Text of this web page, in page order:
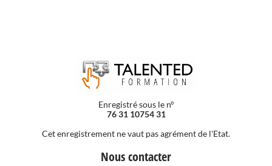
Enregistré sous le n°
76 31 10754 31
Cet enregistrement ne vaut pas agrément de l'Etat.
Nous contacter